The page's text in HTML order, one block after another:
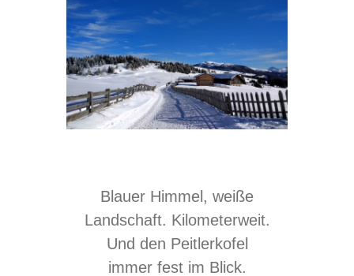
Blauer Himmel, weiße
Landschaft. Kilometerweit.
Und den Peitlerkofel
immer fest im Blick.